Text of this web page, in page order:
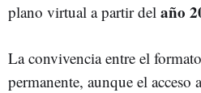
plano virtual a partir del año
La convivencia entre el
permanente, aunque el